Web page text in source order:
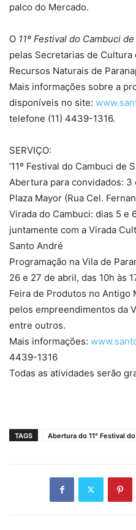
palco do Mercado.
O 11º Festival do Cambuci
pelas Secretarias de
Recursos Naturais de
Mais informações sobre a
disponíveis no site:
telefone (11) 4439-1316.
SERVIÇO:
‘11º Festival do Cambuci de
Abertura para convidados: 3
Plaza Mayor (Rua Cel.
Virada do Cambuci: dias 5 e
juntamente com a Virada
Santo André
Programação na Vila de
26 e 27 de abril, das 10h às
Feira de Produtos no Antigo
pelos empreendimentos da
entre outros.
Mais informações:
4439-1316
Todas as atividades serão
TAGS Abertura do 11° Festival